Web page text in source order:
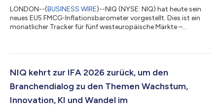
LONDON--(BUSINESS WIRE)--NIQ (NYSE: NIQ) hat heute sein
neues EU5 FMCG-Inflationsbarometer vorgestellt. Dies ist ein
monatlicher Tracker für fünf westeuropäische Märkte –
verstehen, wie sich die Inflation auf den größten
Verbraucher darauf reagieren. Die erste Ausgabe des
NIQ kehrt zur IFA 2026 zurück, um den
Branchendialog zu den Themen Wachstum,
Innovation, KI und Wandel im